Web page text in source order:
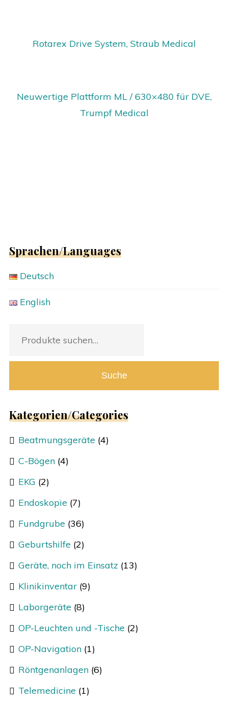
Rotarex Drive System, Straub Medical
Neuwertige Plattform ML / 630×480 für DVE,
Trumpf Medical
Sprachen/Languages
Deutsch
English
Suche
Kategorien/Categories
Beatmungsgeräte (4)
C-Bögen (4)
EKG (2)
Endoskopie (7)
Fundgrube (36)
Geburtshilfe (2)
Geräte, noch im Einsatz (13)
Klinikinventar (9)
Laborgeräte (8)
OP-Leuchten und -Tische (2)
OP-Navigation (1)
Röntgenanlagen (6)
Telemedicine (1)